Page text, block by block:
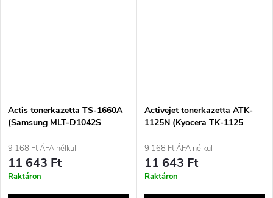
Actis tonerkazetta TS-1660A
(Samsung MLT-D1042S
oldal; fekete)
9 168 Ft ÁFA nélkül
11 643 Ft
Raktáron
Activejet tonerkazetta ATK-
1125N (Kyocera TK-1125
oldal; fekete)
9 168 Ft ÁFA nélkül
11 643 Ft
Raktáron